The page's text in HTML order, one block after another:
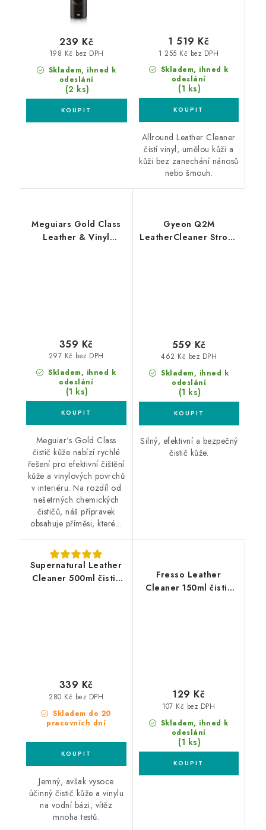
Skladem, ihned k
odeslání
(2 ks)
198 Kč bez DPH
239 Kč
Skladem, ihned k
odeslání
(1 ks)
1 255 Kč bez DPH
1 519 Kč
Allround Leather Cleaner
čistí vinyl, umělou kůži a
kůži bez zanechání nánosů
nebo šmouh.
Meguiars Gold Class
Leather & Vinyl
Skladem, ihned k
odeslání
(1 ks)
297 Kč bez DPH
359 Kč
Meguiar‘s Gold Class
čistič kůže nabízí rychlé
řešení pro efektivní čištění
kůže a vinylových povrchů
v interiéru. Na rozdíl od
nešetrných chemických
čističů, náš přípravek
obsahuje příměsi, které...
Gyeon Q2M
LeatherCleaner Strong
Skladem, ihned k
odeslání
(1 ks)
462 Kč bez DPH
559 Kč
Silný, efektivní a bezpečný
čistič kůže.
Supernatural Leather
Cleaner 500ml čistič
Skladem do 20
pracovních dní
280 Kč bez DPH
339 Kč
Jemný, avšak vysoce
účinný čistič kůže a vinylu
na vodní bázi, vítěz
mnoha testů.
Fresso Leather
Cleaner 150ml čistič
Skladem, ihned k
odeslání
(1 ks)
107 Kč bez DPH
129 Kč